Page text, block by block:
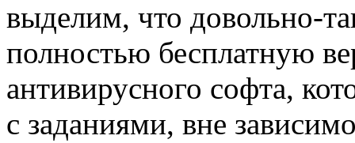
выделим, что довольно-
полностью бесплатную
антивирусного софта,
с заданиями, вне